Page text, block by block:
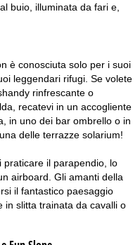
buio, illuminata da fari e,
è conosciuta solo per i suoi
leggendari rifugi. Se volete
rinfrescante o
recatevi in un accogliente
in uno dei bar ombrello o in
delle terrazze solarium!
praticare il parapendio, lo
airboard. Gli amanti della
il fantastico paesaggio
in slitta trainata da cavalli o